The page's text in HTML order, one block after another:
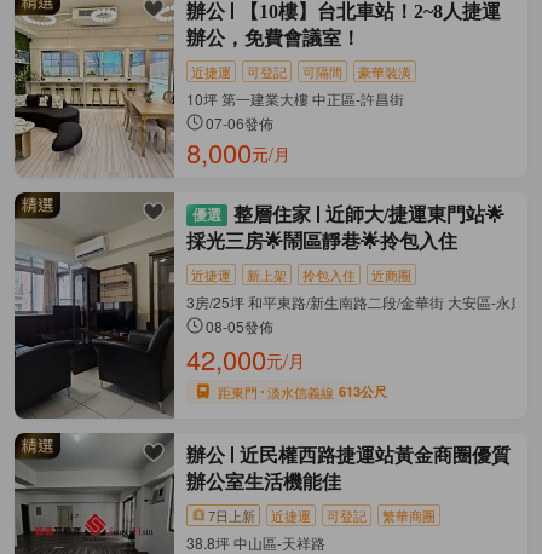
辦公
【10樓】台北車站！2~8人捷運
辦公，免費會議室！
近捷運 可登記 可隔間 豪華裝潢
10坪 第一建業大樓 中正區-許昌街
07-06發佈
8,000元/月
整層住家
近師大/捷運東門站🌟
採光三房🌟鬧區靜巷🌟拎包入住
近捷運 新上架 拎包入住 近商圈
3房/25坪 和平東路/新生南路二段/金華街 大安區-永康街
08-05發佈
42,000元/月
距東門 淡水信義線 613公尺
辦公
近民權西路捷運站黃金商圈優質
辦公室生活機能佳
7日上新 近捷運 可登記 繁華商圈
38.8坪 中山區-天祥路